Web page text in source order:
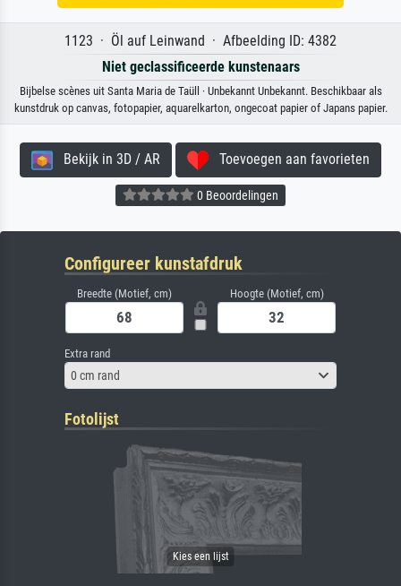
1123 · Öl auf Leinwand · Afbeelding ID: 4382
Niet geclassificeerde kunstenaars
Bijbelse scènes uit Santa Maria de Taüll · Unbekannt Unbekannt. Beschikbaar als
kunstdruk op canvas, fotopapier, aquarelkarton, ongecoat papier of Japans papier.
Bekijk in 3D / AR Toevoegen aan favorieten
0 Beoordelingen
Configureer kunstafdruk
Breedte (Motief, cm) Hoogte (Motief, cm)
Extra rand
0 cm rand
Fotolijst